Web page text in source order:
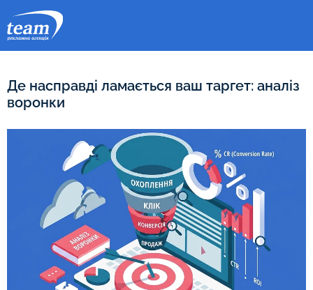
Де насправді ламається ваш таргет: аналіз
воронки